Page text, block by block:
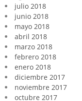
julio 2018
junio 2018
mayo 2018
abril 2018
marzo 2018
febrero 2018
enero 2018
diciembre 2017
noviembre 2017
octubre 2017